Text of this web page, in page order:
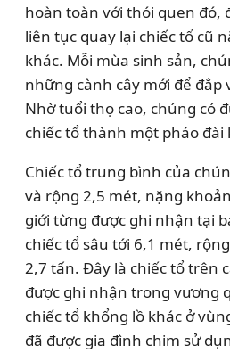
hoàn toàn với thói quen đó,
liên tục quay lại chiếc tổ cũ
khác. Mỗi mùa sinh sản,
những cành cây mới để đắp
Nhờ tuổi thọ cao, chúng có
chiếc tổ thành một pháo đài
Chiếc tổ trung bình của
và rộng 2,5 mét, nặng
giới từng được ghi nhận tại
chiếc tổ sâu tới 6,1 mét,
2,7 tấn. Đây là chiếc tổ trên
được ghi nhận trong vương
chiếc tổ khổng lồ khác ở
đã được gia đình chim sử